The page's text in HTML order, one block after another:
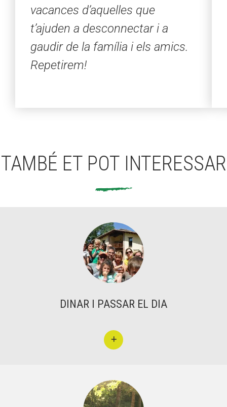
vacances d’aquelles que
t’ajuden a desconnectar i a
gaudir de la família i els amics.
Repetirem!
TAMBÉ ET POT INTERESSAR
DINAR I PASSAR EL DIA